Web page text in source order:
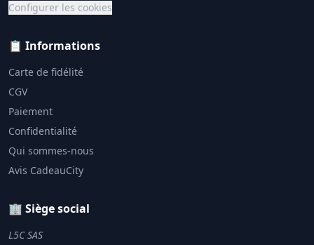
Configurer les cookies
📋 Informations
Carte de fidélité
CGV
Paiement
Confidentialité
Qui sommes-nous
Avis CadeauCity
🏢 Siège social
L5C SAS